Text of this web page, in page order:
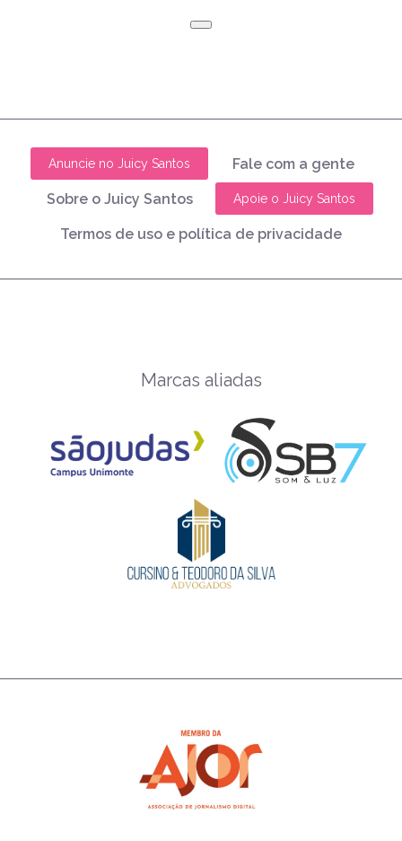
Anuncie no Juicy Santos Fale com a gente
Sobre o Juicy Santos Apoie o Juicy Santos
Termos de uso e política de privacidade
Marcas aliadas